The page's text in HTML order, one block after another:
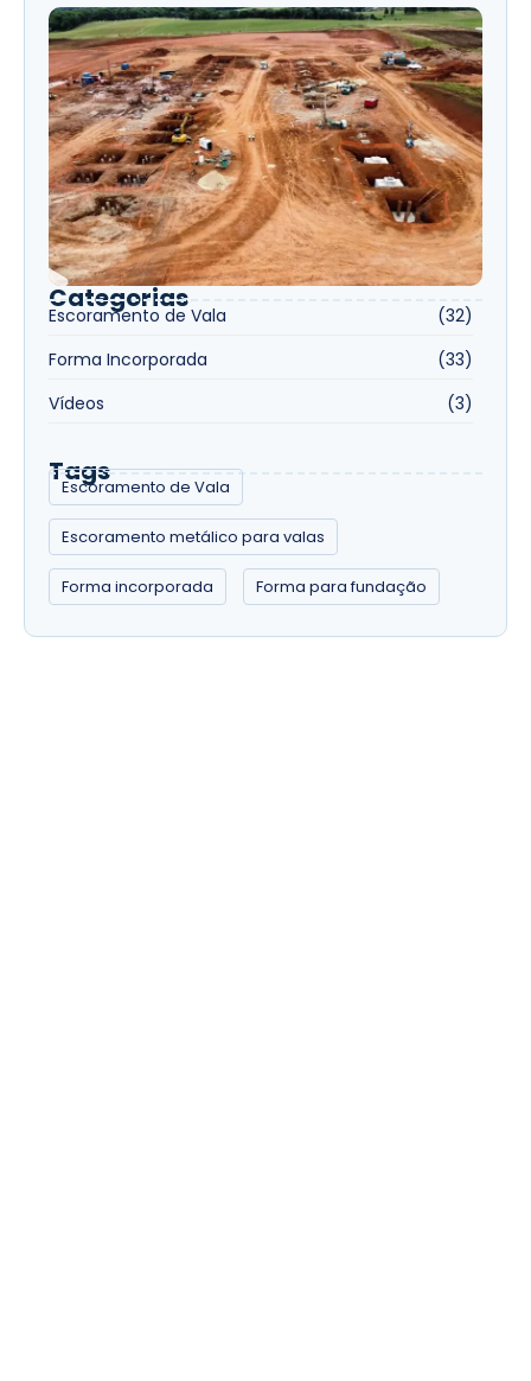
Categorias
Escoramento de Vala
(32)
Forma Incorporada
(33)
Vídeos
(3)
Tags
Escoramento de Vala
Escoramento metálico para valas
Forma incorporada Forma para fundação